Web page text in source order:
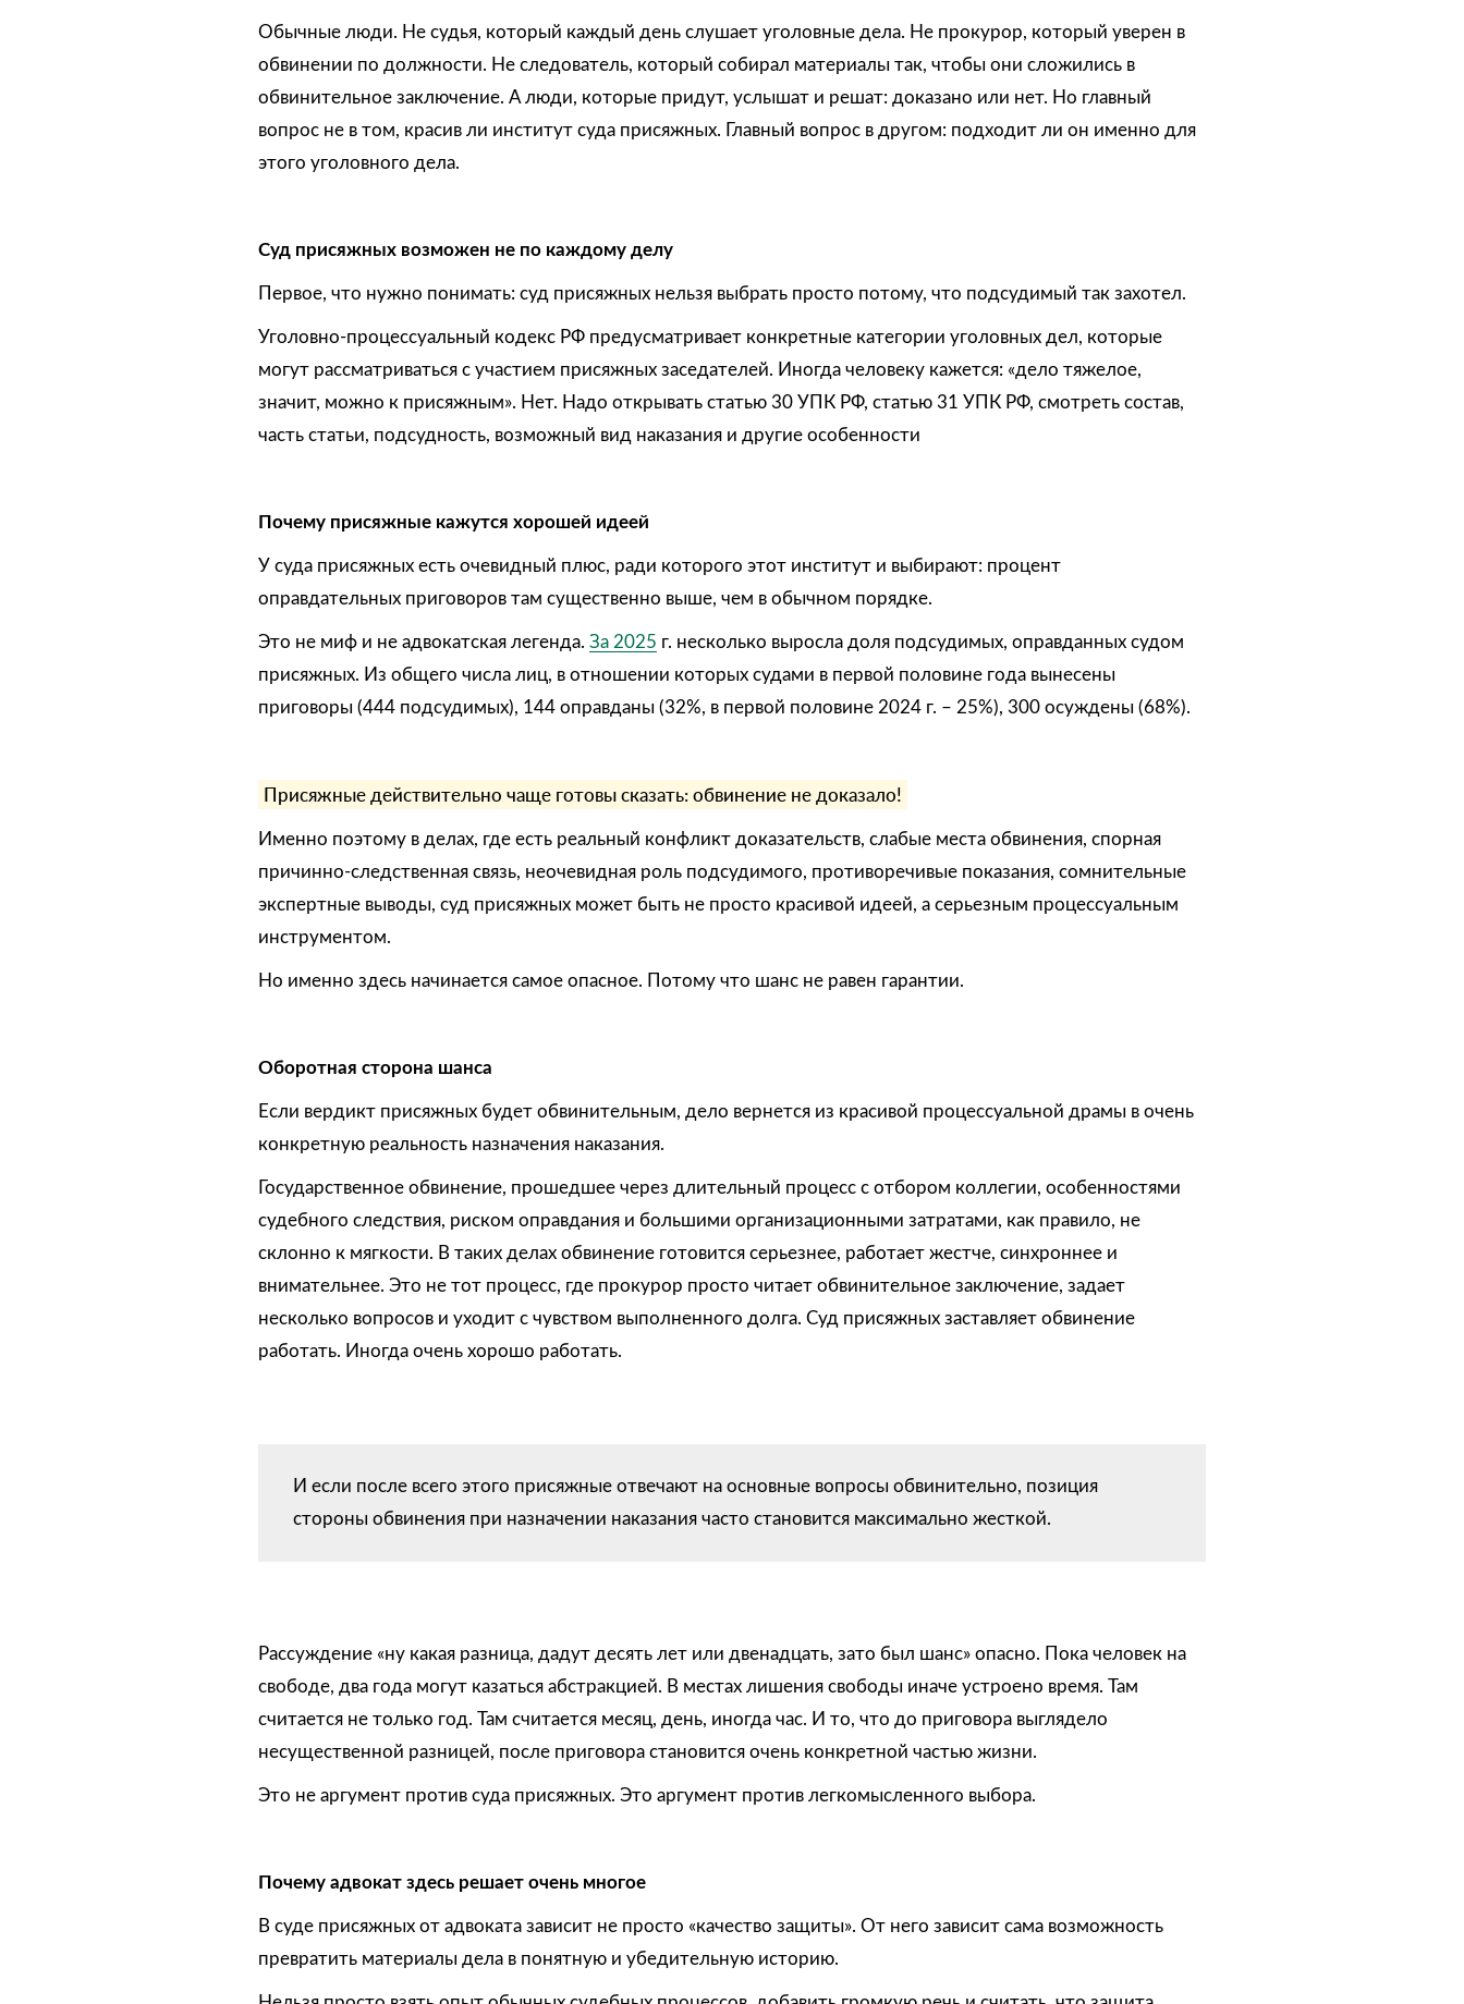
Обычные люди. Не судья, который каждый день слушает уголовные дела. Не прокурор, который уверен в
обвинении по должности. Не следователь, который собирал материалы так, чтобы они сложились в
обвинительное заключение. А люди, которые придут, услышат и решат: доказано или нет. Но главный
вопрос не в том, красив ли институт суда присяжных. Главный вопрос в другом: подходит ли он именно для
этого уголовного дела.
Суд присяжных возможен не по каждому делу
Первое, что нужно понимать: суд присяжных нельзя выбрать просто потому, что подсудимый так захотел.
Уголовно-процессуальный кодекс РФ предусматривает конкретные категории уголовных дел, которые
могут рассматриваться с участием присяжных заседателей. Иногда человеку кажется: «дело тяжелое,
значит, можно к присяжным». Нет. Надо открывать статью 30 УПК РФ, статью 31 УПК РФ, смотреть состав,
часть статьи, подсудность, возможный вид наказания и другие особенности
Почему присяжные кажутся хорошей идеей
У суда присяжных есть очевидный плюс, ради которого этот институт и выбирают: процент
оправдательных приговоров там существенно выше, чем в обычном порядке.
Это не миф и не адвокатская легенда. За 2025 г. несколько выросла доля подсудимых, оправданных судом
присяжных. Из общего числа лиц, в отношении которых судами в первой половине года вынесены
приговоры (444 подсудимых), 144 оправданы (32%, в первой половине 2024 г. – 25%), 300 осуждены (68%).
Присяжные действительно чаще готовы сказать: обвинение не доказало!
Именно поэтому в делах, где есть реальный конфликт доказательств, слабые места обвинения, спорная
причинно-следственная связь, неочевидная роль подсудимого, противоречивые показания, сомнительные
экспертные выводы, суд присяжных может быть не просто красивой идеей, а серьезным процессуальным
инструментом.
Но именно здесь начинается самое опасное. Потому что шанс не равен гарантии.
Оборотная сторона шанса
Если вердикт присяжных будет обвинительным, дело вернется из красивой процессуальной драмы в очень
конкретную реальность назначения наказания.
Государственное обвинение, прошедшее через длительный процесс с отбором коллегии, особенностями
судебного следствия, риском оправдания и большими организационными затратами, как правило, не
склонно к мягкости. В таких делах обвинение готовится серьезнее, работает жестче, синхроннее и
внимательнее. Это не тот процесс, где прокурор просто читает обвинительное заключение, задает
несколько вопросов и уходит с чувством выполненного долга. Суд присяжных заставляет обвинение
работать. Иногда очень хорошо работать.
И если после всего этого присяжные отвечают на основные вопросы обвинительно, позиция
стороны обвинения при назначении наказания часто становится максимально жесткой.
Рассуждение «ну какая разница, дадут десять лет или двенадцать, зато был шанс» опасно. Пока человек на
свободе, два года могут казаться абстракцией. В местах лишения свободы иначе устроено время. Там
считается не только год. Там считается месяц, день, иногда час. И то, что до приговора выглядело
несущественной разницей, после приговора становится очень конкретной частью жизни.
Это не аргумент против суда присяжных. Это аргумент против легкомысленного выбора.
Почему адвокат здесь решает очень многое
В суде присяжных от адвоката зависит не просто «качество защиты». От него зависит сама возможность
превратить материалы дела в понятную и убедительную историю.